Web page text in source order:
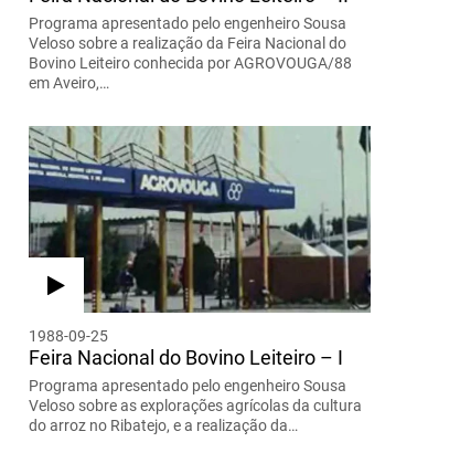
Programa apresentado pelo engenheiro Sousa
Veloso sobre a realização da Feira Nacional do
Bovino Leiteiro conhecida por AGROVOUGA/88
em Aveiro,…
1988-09-25
Feira Nacional do Bovino Leiteiro – I
Programa apresentado pelo engenheiro Sousa
Veloso sobre as explorações agrícolas da cultura
do arroz no Ribatejo, e a realização da…